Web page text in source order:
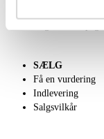
SÆLG
Få en vurdering
Indlevering
Salgsvilkår